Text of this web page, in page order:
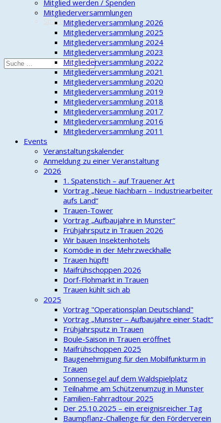
Freiwillige Feuerwehr
Sportverein
Mitglied werden / Spenden
Mitgliederversammlungen
Mitgliederversammlung 2026
Mitgliederversammlung 2025
Mitgliederversammlung 2024
Mitgliederversammlung 2023
Mitgliederversammlung 2022
Mitgliederversammlung 2021
Mitgliederversammlung 2020
Mitgliederversammlung 2019
Mitgliederversammlung 2018
Mitgliederversammlung 2017
Mitgliederversammlung 2016
Mitgliederversammlung 2011
Events
Veranstaltungskalender
Anmeldung zu einer Veranstaltung
2026
1. Spatenstich – auf Trauener Art
Vortrag „Neue Nachbarn – Industriearbeiter
aufs Land“
Trauen-Tower
Vortrag „Aufbaujahre in Munster“
Frühjahrsputz in Trauen 2026
Wir bauen Insektenhotels
Komödie in der Mehrzweckhalle
Trauen hüpft!
Maifrühschoppen 2026
Dorf-Flohmarkt in Trauen
Trauen kühlt sich ab
2025
Vortrag "Operationsplan Deutschland"
Vortrag „Munster – Aufbaujahre einer Stadt“
Frühjahrsputz in Trauen
Boule-Saison in Trauen eröffnet
Maifrühschoppen 2025
Baugenehmigung für den Mobilfunkturm in
Trauen
Sonnensegel auf dem Waldspielplatz
Teilnahme am Schützenumzug in Munster
Familien-Fahrradtour 2025
Der 25.10.2025 – ein ereignisreicher Tag
Baumpflanz-Challenge für den Förderverein